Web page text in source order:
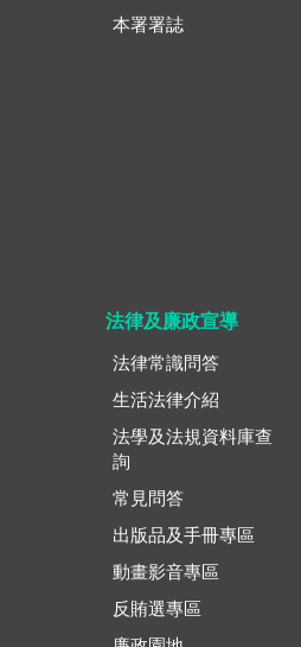
本署署誌
法律及廉政宣導
法律常識問答
生活法律介紹
法學及法規資料庫查
詢
常見問答
出版品及手冊專區
動畫影音專區
反賄選專區